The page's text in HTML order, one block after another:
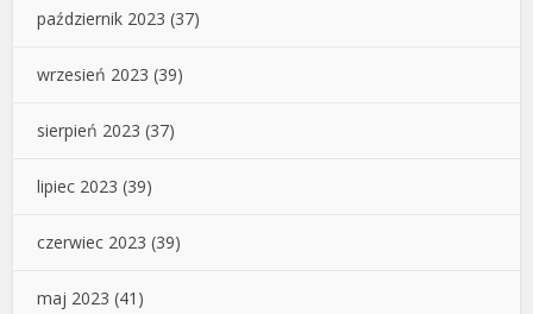
październik 2023 (37)
wrzesień 2023 (39)
sierpień 2023 (37)
lipiec 2023 (39)
czerwiec 2023 (39)
maj 2023 (41)